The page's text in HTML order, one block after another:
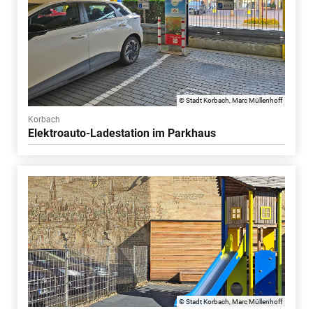
© Stadt Korbach, Marc Müllenhoff
Korbach
Elektroauto-Ladestation im Parkhaus
© Stadt Korbach, Marc Müllenhoff